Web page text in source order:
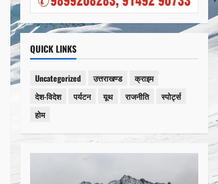
QUICK LINKS
Uncategorized उत्तराखण्ड
क्राइम
देश-विदेश
पर्यटन यूथ राजनीति
स्पोर्ट्स
होम